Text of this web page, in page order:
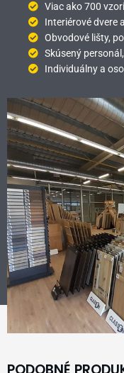
Viac ako 700
Interiérové dvere
Obvodové lišty,
Skúsený
Individuálny a